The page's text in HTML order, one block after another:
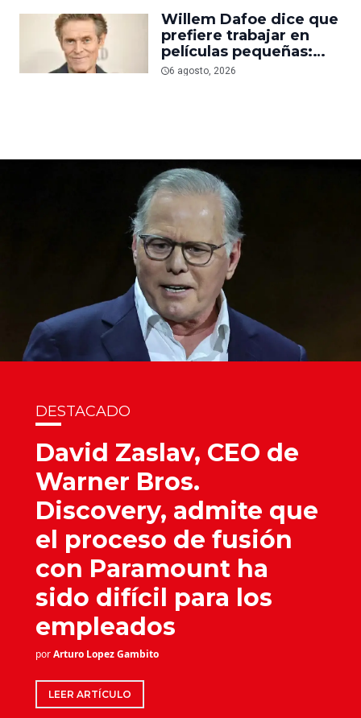
Nolan
Willem Dafoe dice que
prefiere trabajar en
películas pequeñas:
‘Las grandes están
6 agosto, 2026
DESTACADO
David Zaslav, CEO de
Warner Bros.
Discovery, admite que
el proceso de fusión
con Paramount ha
sido difícil para los
empleados
porArturo Lopez Gambito
LEER ARTÍCULO